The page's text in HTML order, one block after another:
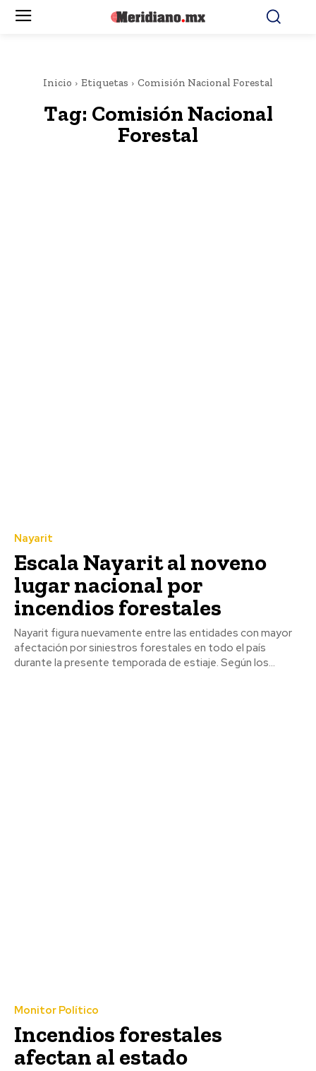
Inicio Etiquetas Comisión Nacional Forestal
Tag: Comisión Nacional
Forestal
Nayarit
Escala Nayarit al noveno
lugar nacional por
incendios forestales
Nayarit figura nuevamente entre las entidades con mayor
afectación por siniestros forestales en todo el país
durante la presente temporada de estiaje. Según los...
Monitor Político
Incendios forestales
afectan al estado